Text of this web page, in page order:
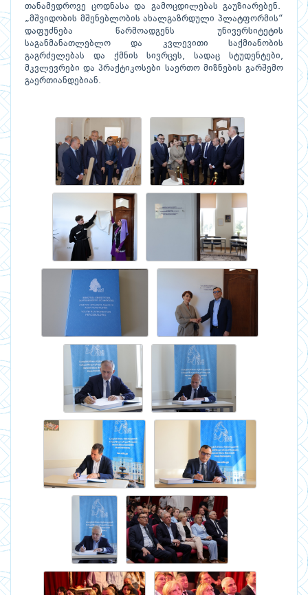
თანამედროვე ცოდნასა და გამოცდილებას გაუზიარებენ.
„მშვიდობის მშენებლობის ახალგაზრდული პლატფორმის“
დაფუძნება წარმოადგენს უნივერსიტეტის
საგანმანათლებლო და კვლევითი საქმიანობის
გაგრძელებას და ქმნის სივრცეს, სადაც სტუდენტები,
მკვლევრები და პრაქტიკოსები საერთო მიზნების გარშემო
გაერთიანდებიან.